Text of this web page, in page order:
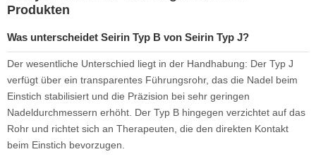
Produkten
Was unterscheidet Seirin Typ B von Seirin Typ J?
Der wesentliche Unterschied liegt in der Handhabung: Der Typ J
verfügt über ein transparentes Führungsrohr, das die Nadel beim
Einstich stabilisiert und die Präzision bei sehr geringen
Nadeldurchmessern erhöht. Der Typ B hingegen verzichtet auf das
Rohr und richtet sich an Therapeuten, die den direkten Kontakt
beim Einstich bevorzugen.